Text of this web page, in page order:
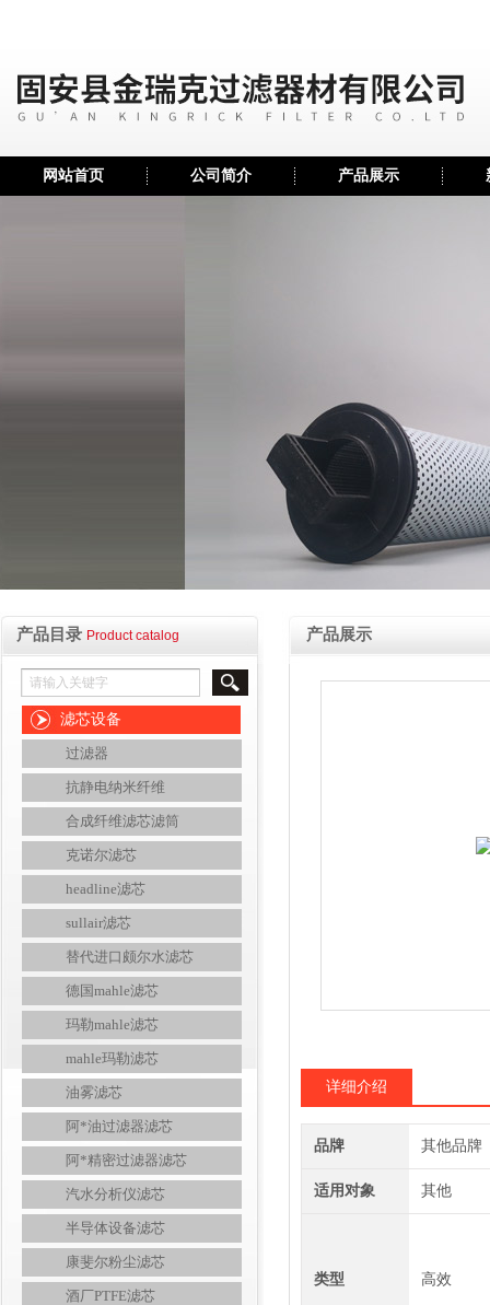
网站首页 公司简介 产品展示
产品目录 Product catalog
滤芯设备
过滤器
抗静电纳米纤维
合成纤维滤芯滤筒
克诺尔滤芯
headline滤芯
sullair滤芯
替代进口颇尔水滤芯
德国mahle滤芯
玛勒mahle滤芯
mahle玛勒滤芯
油雾滤芯
阿*油过滤器滤芯
阿*精密过滤器滤芯
汽水分析仪滤芯
半导体设备滤芯
康斐尔粉尘滤芯
酒厂PTFE滤芯
产品展示
详细介绍
品牌 其他品牌
适用对象 其他
类型 高效